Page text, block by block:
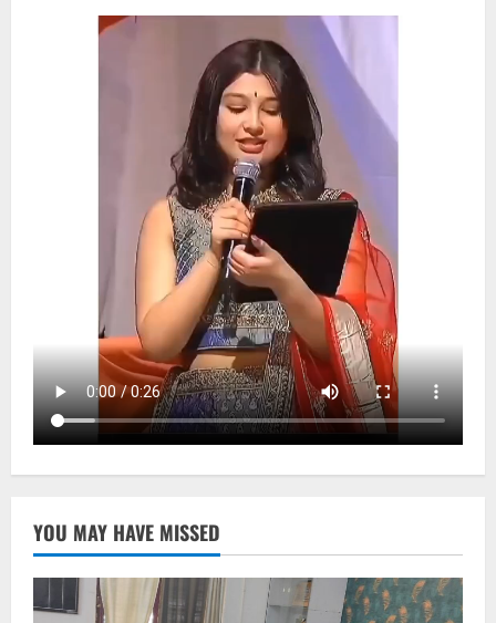
YOU MAY HAVE MISSED